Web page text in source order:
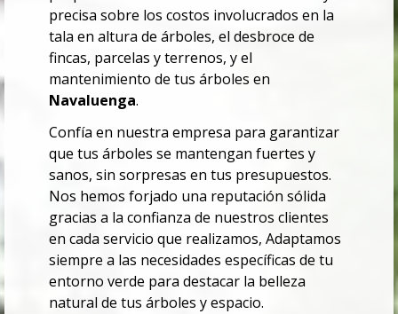
precisa sobre los costos involucrados en la
tala en altura de árboles, el desbroce de
fincas, parcelas y terrenos, y el
mantenimiento de tus árboles en
Navaluenga.
Confía en nuestra empresa para garantizar
que tus árboles se mantengan fuertes y
sanos, sin sorpresas en tus presupuestos.
Nos hemos forjado una reputación sólida
gracias a la confianza de nuestros clientes
en cada servicio que realizamos, Adaptamos
siempre a las necesidades específicas de tu
entorno verde para destacar la belleza
natural de tus árboles y espacio.